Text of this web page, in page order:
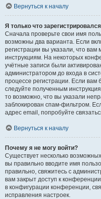
Вернуться к началу
Я только что
Сначала проверьте свои имя
возможны два варианта. Если
регистрации вы указали, что
инструкциям. На некоторых
учётные записи были
администратором до входа в
процессе регистрации. Если
следуйте полученным
то возможно, что вы указали
заблокирован спам-фильтром.
адрес email, попробуйте
Вернуться к началу
Почему я не могу войти?
Существует несколько
вы правильно вводите имя
правильно, свяжитесь с
вам закрыт доступ к
в конфигурации конференции,
исправления настроек.